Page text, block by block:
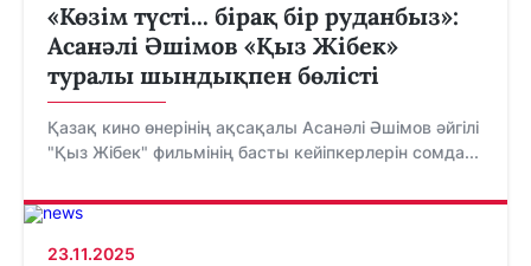
«Көзім түсті... бірақ бір руданбыз»:
Асанәлі Әшімов «Қыз Жібек»
туралы шындықпен бөлісті
Қазақ кино өнерінің ақсақалы Асанәлі Әшімов әйгілі
"Қыз Жібек" фильмінің басты кейіпкерлерін сомда...
23.11.2025